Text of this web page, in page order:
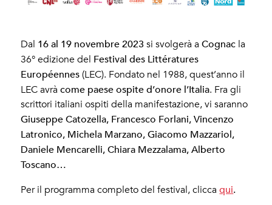
Dal 16 al 19 novembre 2023 si svolgerà aCognac la
36° edizione del Festival des Littératures
Européennes(LEC). Fondato nel 1988, quest’anno il
LEC avràcome paese ospite d’onore l’Italia. Fra gli
scrittori italiani ospiti della manifestazione, vi saranno
Giuseppe Catozella, Francesco Forlani, Vincenzo
Latronico, Michela Marzano, Giacomo Mazzariol,
Daniele Mencarelli, Chiara Mezzalama, Alberto
Toscano…
Per il programma completo del festival, cliccaqui.